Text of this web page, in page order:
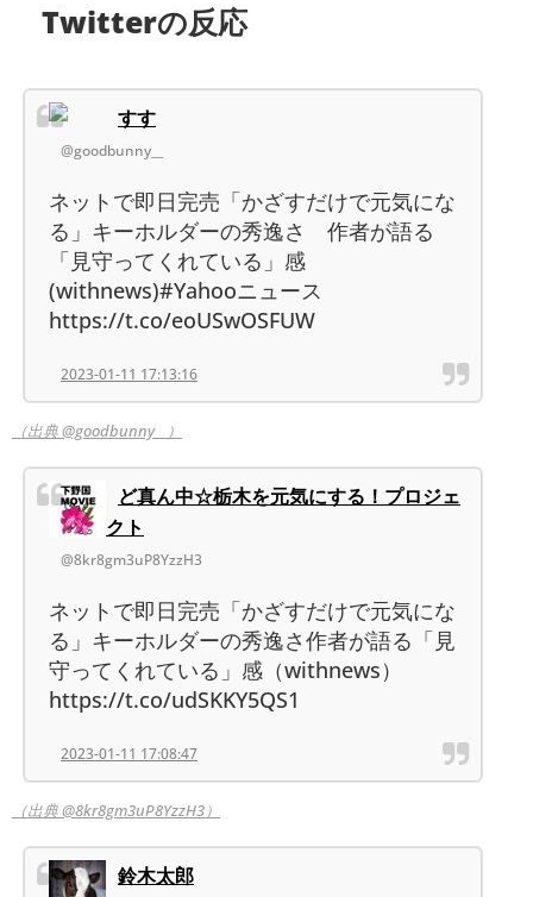
Twitterの反応
すす
@goodbunny__
ネットで即日完売「かざすだけで元気にな
る」キーホルダーの秀逸さ 作者が語る
「見守ってくれている」感
(withnews)#Yahooニュース
https://t.co/eoUSwOSFUW
2023-01-11 17:13:16
（出典 @goodbunny__）
ど真ん中☆栃木を元気にする！プロジェ
クト
@8kr8gm3uP8YzzH3
ネットで即日完売「かざすだけで元気にな
る」キーホルダーの秀逸さ作者が語る「見
守ってくれている」感（withnews）
https://t.co/udSKKY5QS1
2023-01-11 17:08:47
（出典 @8kr8gm3uP8YzzH3）
鈴木太郎